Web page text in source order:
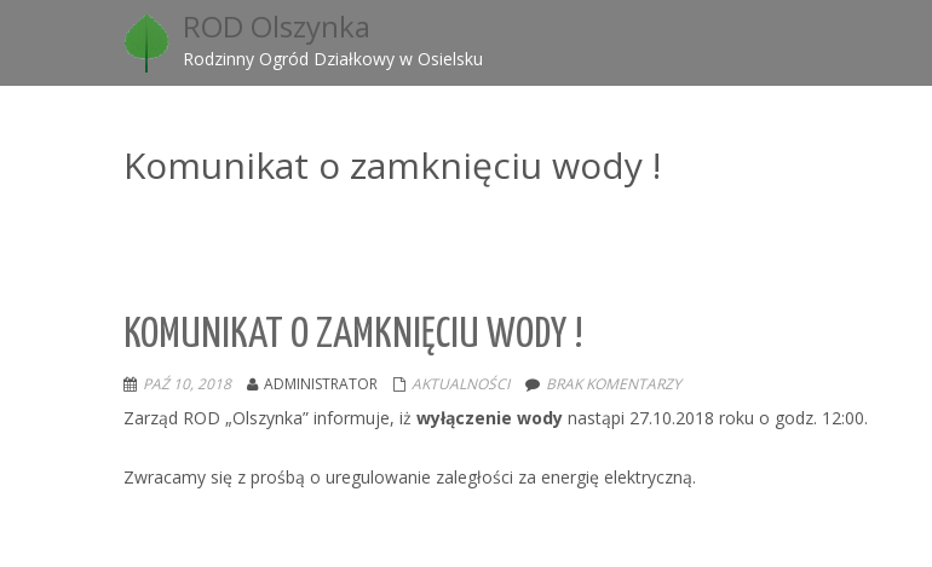
ROD Olszynka
Rodzinny Ogród Działkowy w Osielsku
Komunikat o zamknięciu wody !
KOMUNIKAT O ZAMKNIĘCIU WODY !
PAŹ 10, 2018 ADMINISTRATOR AKTUALNOŚCI BRAK KOMENTARZY
Zarząd ROD „Olszynka” informuje, iż wyłączenie wody nastąpi 27.10.2018 roku o godz. 12:00.
Zwracamy się z prośbą o uregulowanie zaległości za energię elektryczną.